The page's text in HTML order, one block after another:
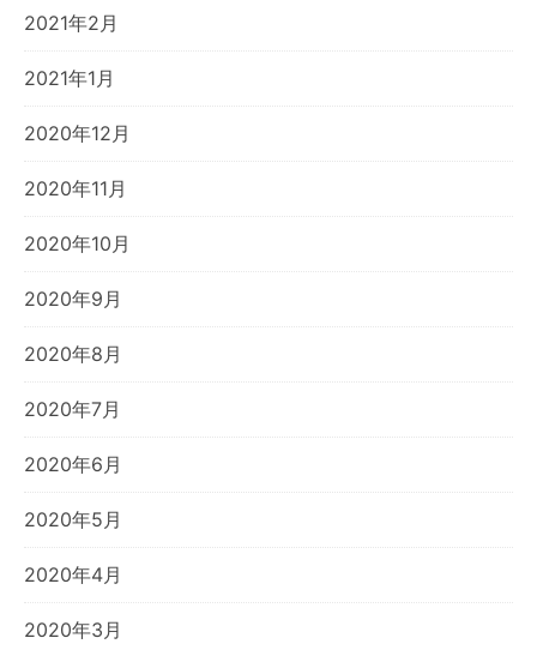
2021年2月
2021年1月
2020年12月
2020年11月
2020年10月
2020年9月
2020年8月
2020年7月
2020年6月
2020年5月
2020年4月
2020年3月